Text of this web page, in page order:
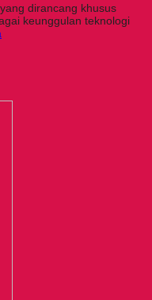
dirancang khusus
keunggulan teknologi